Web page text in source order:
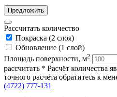
Предложить
Рассчитать количество
Покраска (2 слоя)
Обновление (1 слой)
Площадь поверхности, м2
рассчитать * Расчёт количества
точного расчёта обратитесь к
(4722) 777-131